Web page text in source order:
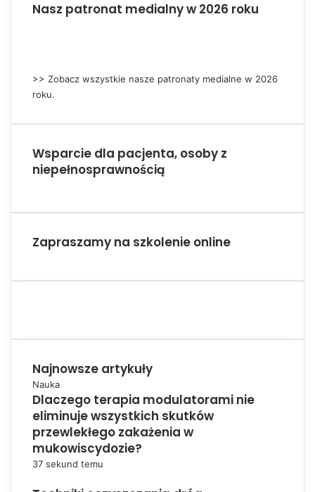
Nasz patronat medialny w 2026 roku
>> Zobacz wszystkie nasze patronaty medialne w 2026
roku.
Wsparcie dla pacjenta, osoby z
niepełnosprawnością
Zapraszamy na szkolenie online
Najnowsze artykuły
Nauka
Dlaczego terapia modulatorami nie
eliminuje wszystkich skutków
przewlekłego zakażenia w
mukowiscydozie?
37 sekund temu